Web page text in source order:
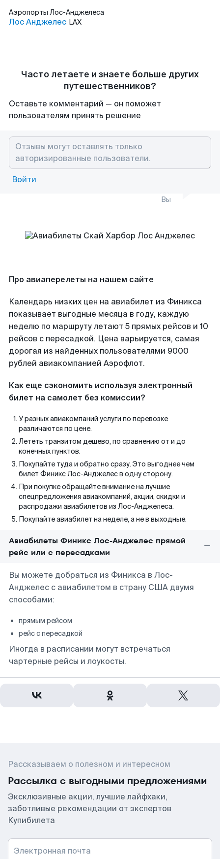
Аэропорты Лос-Анджелеса
Лос Анджелес LAX
Часто летаете и знаете больше других
путешественников?
Оставьте комментарий — он поможет
пользователям принять решение
Войти
Вы
Про авиаперелеты на нашем сайте
Календарь низких цен на авиабилет из Финикса
показывает выгодные месяца в году, каждую
неделю по маршруту летают 5 прямых рейсов и 10
рейсов с пересадкой. Цена варьируется, самая
дорогая из найденных пользователями 9000
рублей авиакомпанией Аэрофлот.
Как еще сэкономить используя электронный
билет на самолет без комиссии?
У разных авиакомпаний услуги по перевозке
различаются по цене.
Лететь транзитом дешево, по сравнению от и до
конечных пунктов.
Покупайте туда и обратно сразу. Это выгоднее чем
билет Финикс Лос-Анджелес в одну сторону.
При покупке обращайте внимание на лучшие
спецпредложения авиакомпаний, акции, скидки и
распродажи авиабилетов из Лос-Анджелеса.
Покупайте авиабилет на неделе, а не в выходные.
Авиабилеты Финикс Лос-Анджелес прямой
рейс или с пересадками
Вы можете добраться из Финикса в Лос-
Анджелес с авиабилетом в страну США двумя
способами:
прямым рейсом
рейс с пересадкой
Иногда в расписании могут встречаться
чартерные рейсы и лоукосты.
Рассказываем о полезном и интересном
Рассылка с выгодными предложениями
Эксклюзивные акции, лучшие лайфхаки,
заботливые рекомендации от экспертов
Купибилета
Электронная почта